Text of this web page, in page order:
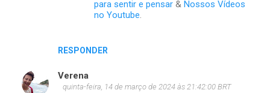
RESPONDER
para sentir e pensar & Nossos Vídeos
no Youtube.
Verena
quinta-feira, 14 de março de 2024 às 21:42:00 BRT